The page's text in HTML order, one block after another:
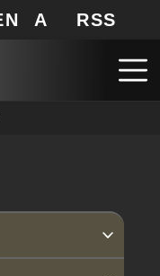
地圖A 局長信箱
RSS